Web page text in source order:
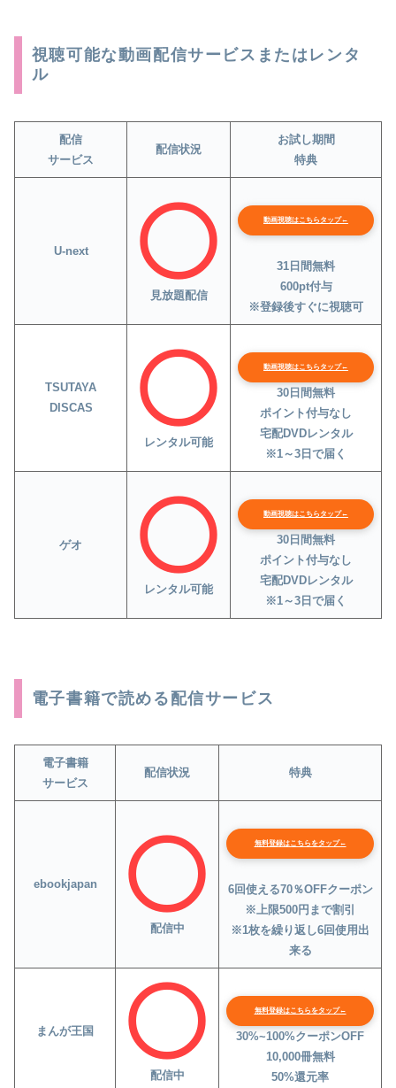
視聴可能な動画配信サービスまたはレンタ
ル
配信
サービス
配信状況
お試し期間
特典
U-next
見放題配信
動画視聴はこちらタップ←
31日間無料
600pt付与
※登録後すぐに視聴可
TSUTAYA
DISCAS
レンタル可能
動画視聴はこちらタップ←
30日間無料
ポイント付与なし
宅配DVDレンタル
※1～3日で届く
ゲオ
レンタル可能
動画視聴はこちらタップ←
30日間無料
ポイント付与なし
宅配DVDレンタル
※1～3日で届く
電子書籍で読める配信サービス
電子書籍
サービス
配信状況 特典
ebookjapan
配信中
無料登録はこちらをタップ←
6回使える70％OFFクーポン
※上限500円まで割引
※1枚を繰り返し6回使用出
来る
まんが王国
配信中
無料登録はこちらをタップ←
30%~100%クーポンOFF
10,000冊無料
50%還元率